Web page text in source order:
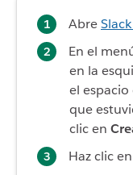
Abre
En el
en la
el
que
clic en
Haz clic en